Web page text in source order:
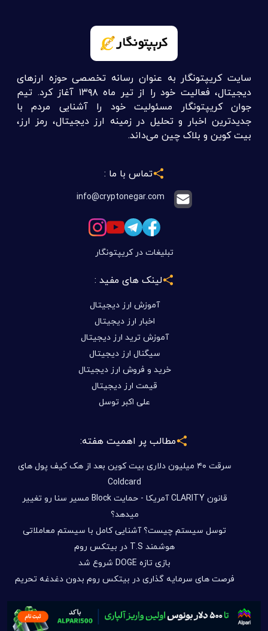
سایت کریپتونگار به عنوان رسانه تخصصی حوزه ارزهای
دیجیتال، فعالیت خود را از تیر ماه ۱۳۹۸ آغاز کرد. تیم
جوان کریپتونگار مسئولیت خود را آشنایی مردم با
جدیدترین اخبار و تحلیل در زمینه ارز دیجیتال، رمز ارز،
بیت کوین و بلاک چین می‌داند.
تماس با ما :
info@cryptonegar.com
تبلیغات در کریپتونگار
لینک های مفید :
آموزش ارز دیجیتال
اخبار ارز دیجیتال
آموزش ترید ارز دیجیتال
سیگنال ارز دیجیتال
خرید و فروش ارز دیجیتال
قیمت ارز دیجیتال
علی اکبر توسل
مطالب پر اهمیت هفته:
سرقت ۴۰ میلیون دلاری بیت کوین بعد از هک کیف پول های
Coldcard
قانون CLARITY آمریکا - حمایت Block مسیر سنا رو تغییر
میدهد؟
توسل سیستم چیست؟ آشنایی کامل با سیستم معاملاتی
هوشمند T.S در بیتکس روم
بازی تازه DOGE شروع شد
فرصت های سرمایه گذاری در بیتکس روم بدون دغدغه تحریم